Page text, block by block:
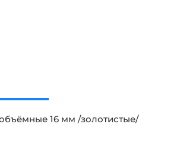
16 мм /золотистые/